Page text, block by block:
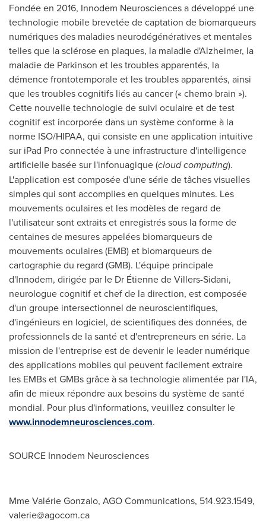
Fondée en 2016, Innodem Neurosciences a développé une
technologie mobile brevetée de captation de biomarqueurs
numériques des maladies neurodégénératives et mentales
telles que la sclérose en plaques, la maladie d'Alzheimer, la
maladie de Parkinson et les troubles apparentés, la
démence frontotemporale et les troubles apparentés, ainsi
que les troubles cognitifs liés au cancer («chemo brain »).
Cette nouvelle technologie de suivi oculaire et de test
cognitif est incorporée dans un système conforme à la
norme ISO/HIPAA, qui consiste en une application intuitive
sur iPad Pro connectée à une infrastructure d'intelligence
artificielle basée sur l'infonuagique (cloud computing).
L'application est composée d'une série de tâches visuelles
simples qui sont accomplies en quelques minutes. Les
mouvements oculaires et les modèles de regard de
l'utilisateur sont extraits et enregistrés sous la forme de
centaines de mesures appelées biomarqueurs de
mouvements oculaires (EMB) et biomarqueurs de
cartographie du regard (GMB). L'équipe principale
d'Innodem, dirigée par le Dr Étienne de Villers-Sidani,
neurologue cognitif et chef de la direction, est composée
d'un groupe intersectionnel de neuroscientifiques,
d'ingénieurs en logiciel, de scientifiques des données, de
professionnels de la santé et d'entrepreneurs en série. La
mission de l'entreprise est de devenir le leader numérique
des applications mobiles qui peuvent facilement extraire
les EMBs et GMBs grâce à sa technologie alimentée par l'IA,
afin de mieux répondre aux besoins du système de santé
mondial. Pour plus d'informations, veuillez consulter le
www.innodemneurosciences.com.
SOURCE Innodem Neurosciences
Mme Valérie Gonzalo, AGO Communications, 514.923.1549,
valerie@agocom.ca